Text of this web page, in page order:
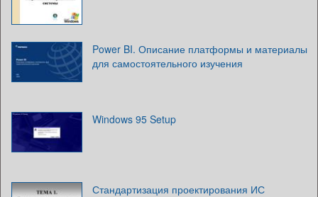
Power BI. Описание платформы и материалы
для самостоятельного изучения
Windows 95 Setup
Стандартизация проектирования ИС